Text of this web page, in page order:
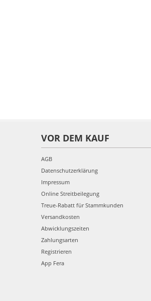
VOR DEM KAUF
AGB
Datenschutzerklärung
Impressum
Online Streitbeilegung
Treue-Rabatt für Stammkunden
Versandkosten
Abwicklungszeiten
Zahlungsarten
Registrieren
App Fera